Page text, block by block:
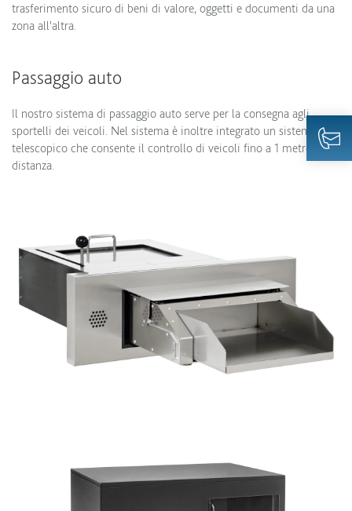
trasferimento sicuro di beni di valore, oggetti e documenti da una
zona all'altra.
Passaggio auto
Il nostro sistema di passaggio auto serve per la consegna agli
sportelli dei veicoli. Nel sistema è inoltre integrato un sistema
telescopico che consente il controllo di veicoli fino a 1 metro di
distanza.